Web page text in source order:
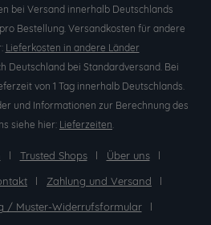
bei Versand innerhalb Deutschlands
Bestellung. Versandkosten für andere
Lieferkosten in andere Länder
Deutschland bei Standardversand. Bei
von 1 Tag innerhalb Deutschlands.
und Informationen zur Berechnung des
siehe hier: Lieferzeiten.
Trusted Shops
Über uns
Zahlung und Versand
/ Muster-Widerrufsformular